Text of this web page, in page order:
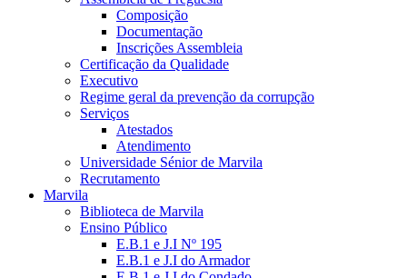
Composição
Documentação
Inscrições Assembleia
Certificação da Qualidade
Executivo
Regime geral da prevenção da corrupção
Serviços
Atestados
Atendimento
Universidade Sénior de Marvila
Recrutamento
Marvila
Biblioteca de Marvila
Ensino Público
E.B.1 e J.I Nº 195
E.B.1 e J.I do Armador